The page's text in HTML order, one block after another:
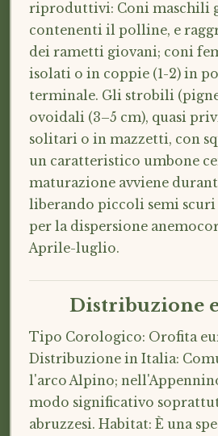
riproduttivi: Coni maschili
contenenti il polline, e
dei rametti giovani; coni
isolati o in coppie (1-2) in
terminale. Gli strobili
ovoidali (3–5 cm), quasi
solitari o in mazzetti, con
un caratteristico umbone
maturazione avviene
liberando piccoli semi
per la dispersione
Aprile-luglio.
Distribuzione
Tipo Corologico: Orofita
Distribuzione in Italia:
l'arco Alpino;
modo significativo
abruzzesi. Habitat: È una